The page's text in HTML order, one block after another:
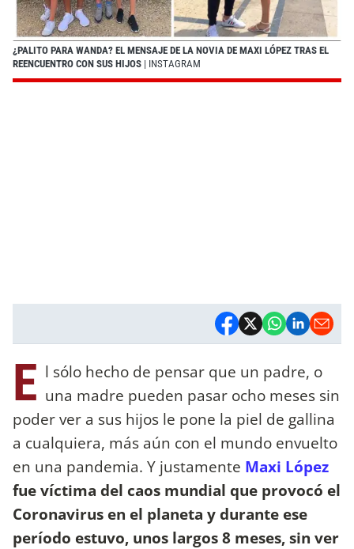
¿PALITO PARA WANDA? EL MENSAJE DE LA NOVIA DE MAXI LÓPEZ TRAS EL
REENCUENTRO CON SUS HIJOS | INSTAGRAM
E l sólo hecho de pensar que un padre, o
una madre pueden pasar ocho meses sin
poder ver a sus hijos le pone la piel de gallina
a cualquiera, más aún con el mundo envuelto
en una pandemia. Y justamente Maxi López
fue víctima del caos mundial que provocó el
Coronavirus en el planeta y durante ese
período estuvo, unos largos 8 meses, sin ver